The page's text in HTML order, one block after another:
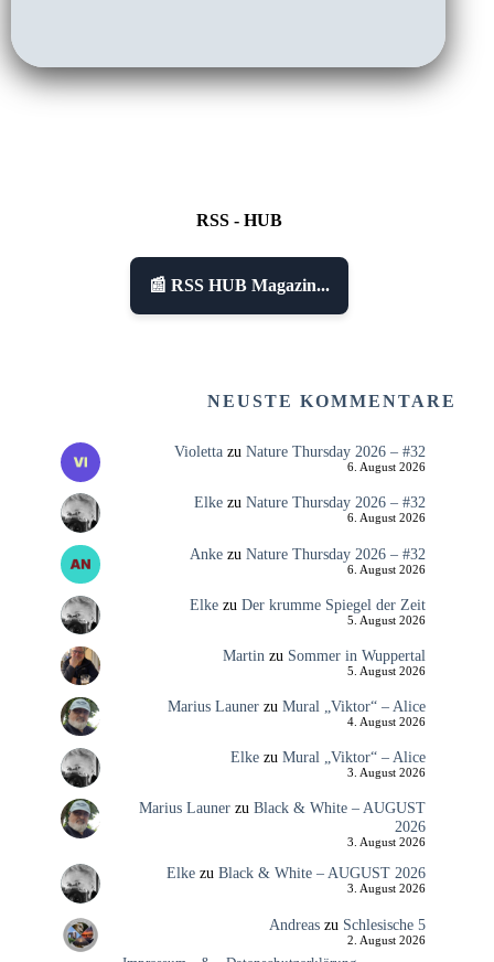
RSS - HUB
📰 RSS HUB Magazin...
NEUSTE KOMMENTARE
Violettazu Nature Thursday 2026 – #32
6. August 2026
Elkezu Nature Thursday 2026 – #32
6. August 2026
Ankezu Nature Thursday 2026 – #32
6. August 2026
Elkezu Der krumme Spiegel der Zeit
5. August 2026
Martin zu Sommer in Wuppertal
5. August 2026
Marius Launerzu Mural „Viktor“ – Alice
4. August 2026
Elkezu Mural „Viktor“ – Alice
3. August 2026
Marius Launerzu Black & White – AUGUST
2026
3. August 2026
Elkezu Black & White – AUGUST 2026
3. August 2026
Andreaszu Schlesische 5
2. August 2026